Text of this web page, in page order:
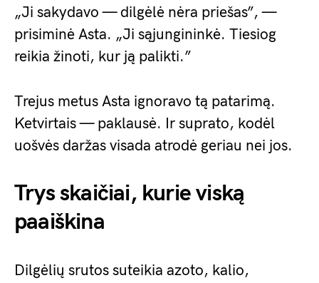
„Ji sakydavo — dilgėlė nėra priešas”, —
prisiminė Asta. „Ji sąjungininkė. Tiesiog
reikia žinoti, kur ją palikti.”
Trejus metus Asta ignoravo tą patarimą.
Ketvirtais — paklausė. Ir suprato, kodėl
uošvės daržas visada atrodė geriau nei jos.
Trys skaičiai, kurie viską
paaiškina
Dilgėlių srutos suteikia azoto, kalio,